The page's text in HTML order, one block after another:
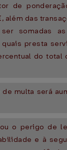
de
além das
somadas
presta
do total
multa será
o perigo de
e à